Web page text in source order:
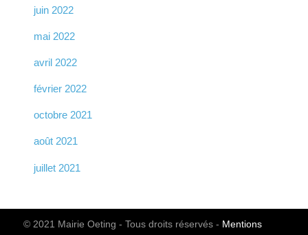
juin 2022
mai 2022
avril 2022
février 2022
octobre 2021
août 2021
juillet 2021
© 2021 Mairie Oeting - Tous droits réservés - Mentions